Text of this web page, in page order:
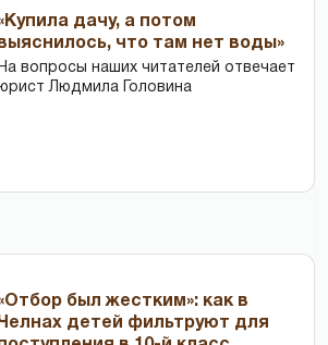
дачу, а потом
что там нет воды»
На вопросы наших читателей отвечает
Людмила Головина
был жестким»: как в
детей фильтруют для